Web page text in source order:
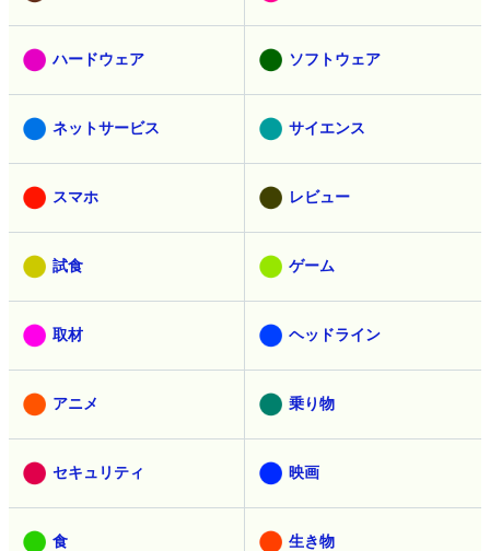
ハードウェア ソフトウェア
ネットサービス サイエンス
スマホ レビュー
試食 ゲーム
取材 ヘッドライン
アニメ 乗り物
セキュリティ 映画
食 生き物